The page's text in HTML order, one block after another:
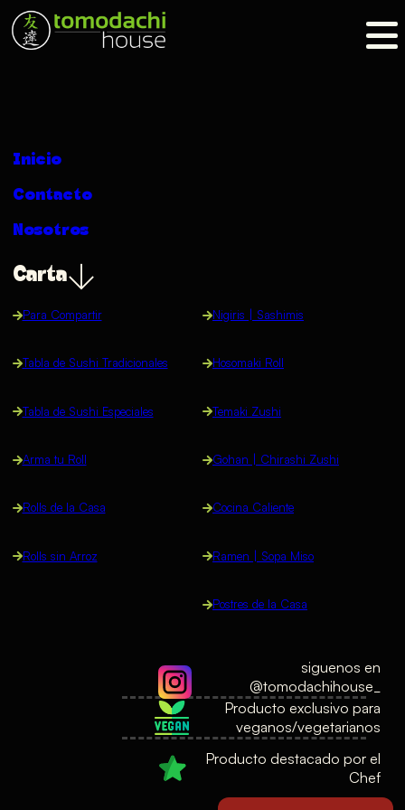
Inicio
Contacto
Nosotros
Carta
Para Compartir
Tabla de Sushi Tradicionales
Tabla de Sushi Especiales
Arma tu Roll
Rolls de la Casa
Rolls sin Arroz
Nigiris | Sashimis
Hosomaki Roll
Temaki Zushi
Gohan | Chirashi Zushi
Cocina Caliente
Ramen | Sopa Miso
Postres de la Casa
siguenos en
@tomodachihouse_
Producto exclusivo para
veganos/vegetarianos
Producto destacado por el
Chef